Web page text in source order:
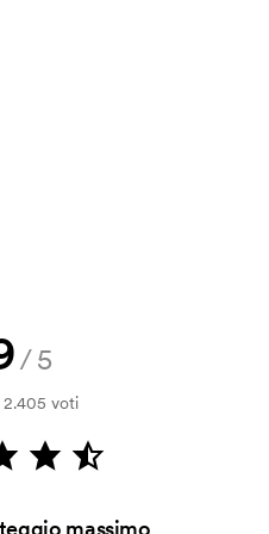
di
/5
2.405 voti